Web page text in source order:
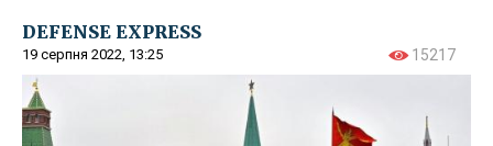
DEFENSE EXPRESS
19 серпня 2022, 13:25 15217